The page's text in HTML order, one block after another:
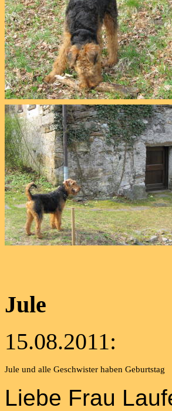
Jule
15.08.2011:
Jule und alle Geschwister haben Geburtstag
Liebe Frau